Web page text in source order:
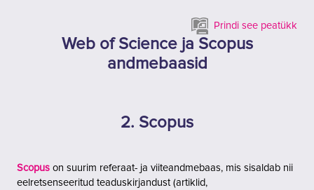
Prindi see peatükk
Web of Science ja Scopus
andmebaasid
2. Scopus
Scopus on suurim referaat- ja viiteandmebaas, mis sisaldab nii
eelretsenseeritud teaduskirjandust (artiklid,